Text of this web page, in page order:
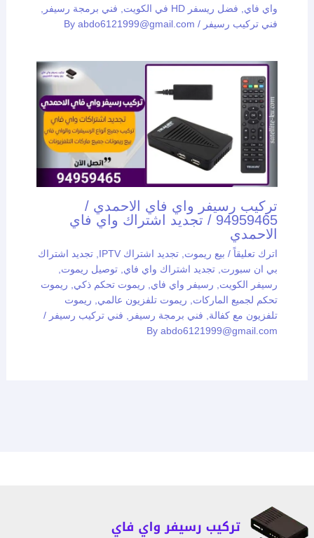
واي فاي
فضل ريسفر HD في الكويت فني برمجة رسيفر
فني تركيب رسيفر / By
abdo6121999@gmail.com
تركيب رسيفر واي فاي الاحمدي /
94959465 / تجديد اشتراك واي فاي
الاحمدي
اترك تعليقاً / بيع ريموت, تجديد اشتراك IPTV , تجديد اشتراك
بي ان سبورت, تجديد اشتراك واي فاي, توصيل ريموت,
رسيفر الكويت, رسيفر واي فاي, ريموت تحكم ذكي, ريموت
تحكم لجميع الماركات, ريموت تلفزيون عالمي, ريموت
تلفزيون مع كفالة, فني برمجة رسيفر , فني تركيب رسيفر /
Byabdo6121999@gmail.com